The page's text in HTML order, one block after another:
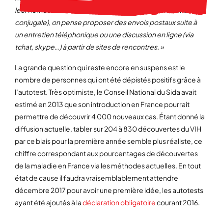
leur homosexualité à leur entourage ou ont un vie extra-
conjugale), on pense proposer des envois postaux suite à
un entretien téléphonique ou une discussion en ligne (via
tchat, skype…) à partir de sites de rencontres. »
La grande question qui reste encore en suspens est le
nombre de personnes qui ont été dépistés positifs grâce à
l’autotest. Très optimiste, le Conseil National du Sida avait
estimé en 2013 que son introduction en France pourrait
permettre de découvrir 4 000 nouveaux cas. Étant donné la
diffusion actuelle, tabler sur 204 à 830 découvertes du VIH
par ce biais pour la première année semble plus réaliste, ce
chiffre correspondant aux pourcentages de découvertes
de la maladie en France via les méthodes actuelles. En tout
état de cause il faudra vraisemblablement attendre
décembre 2017 pour avoir une première idée, les autotests
ayant été ajoutés à ladéclaration obligatoirecourant 2016.